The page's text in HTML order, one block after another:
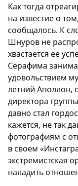
Как тогда
на известие о
сообщалось. К
Шнуров не
хвастается ее
Серафима
удовольствием
летний Аполлон,
директора
давно стал
кажется, не так
фотографиям с
в своем
экстремистская
наладить